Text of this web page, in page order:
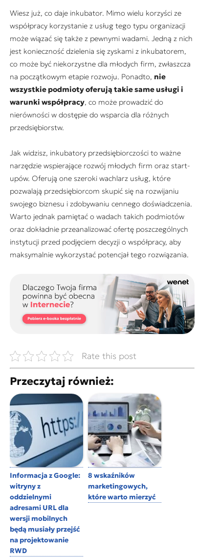
Wiesz już, co daje inkubator. Mimo wielu korzyści ze
współpracy korzystanie z usług tego typu organizacji
może wiązać się także z pewnymi wadami. Jedną z nich
jest konieczność dzielenia się zyskami z inkubatorem,
co może być niekorzystne dla młodych firm, zwłaszcza
na początkowym etapie rozwoju. Ponadto, nie
wszystkie podmioty oferują takie same usługi i
warunki współpracy, co może prowadzić do
nierówności w dostępie do wsparcia dla różnych
przedsiębiorstw.
Jak widzisz, inkubatory przedsiębiorczości to ważne
narzędzie wspierające rozwój młodych firm oraz start-
upów. Oferują one szeroki wachlarz usług, które
pozwalają przedsiębiorcom skupić się na rozwijaniu
swojego biznesu i zdobywaniu cennego doświadczenia.
Warto jednak pamiętać o wadach takich podmiotów
oraz dokładnie przeanalizować ofertę poszczególnych
instytucji przed podjęciem decyzji o współpracy, aby
maksymalnie wykorzystać potencjał tego rozwiązania.
Rate this post
Przeczytaj również:
Informacja z Google:
witryny z
oddzielnymi
adresami URL dla
wersji mobilnych
będą musiały przejść
na projektowanie
RWD
8 wskaźników
marketingowych,
które warto mierzyć